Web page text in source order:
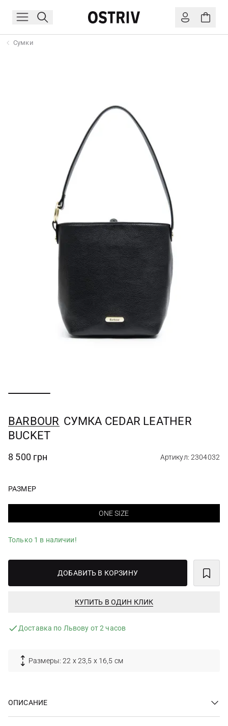
Сумки
BARBOUR СУМКА CEDAR LEATHER
BUCKET
8 500 грн Артикул: 2304032
РАЗМЕР
ONE SIZE
Только 1 в наличии!
ДОБАВИТЬ В КОРЗИНУ
КУПИТЬ В ОДИН КЛИК
Доставка по Львову от 2 часов
Размеры: 22 х 23,5 х 16,5 см
ОПИСАНИЕ